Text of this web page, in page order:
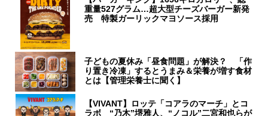
重量527グラム…超大型チーズバーガー新発
売 特製ガーリックマヨソース採用
子どもの夏休み「昼食問題」が解決？ 「作
り置き冷凍」するとうまみ＆栄養が増す食材
とは【管理栄養士に聞く】
【VIVANT】ロッテ「コアラのマーチ」とコ
ラボ “乃木”堺雅人、“ノコル”二宮和也らが